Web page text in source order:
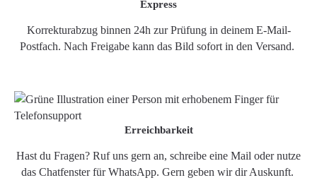
Express
Korrekturabzug binnen 24h zur Prüfung in deinem E-Mail-
Postfach. Nach Freigabe kann das Bild sofort in den Versand.
Erreichbarkeit
Hast du Fragen? Ruf uns gern an, schreibe eine Mail oder nutze
das Chatfenster für WhatsApp. Gern geben wir dir Auskunft.